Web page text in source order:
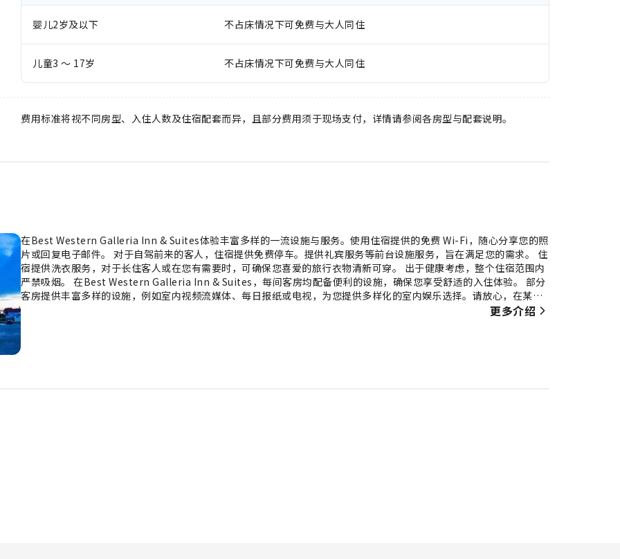
婴儿2岁及以下 不占床情况下可免费与大人同住
儿童3 ～ 17岁 不占床情况下可免费与大人同住
费用标准将视不同房型、入住人数及住宿配套而异，且部分费用须于现场支付，详情请参阅各房型与配套说明。
在Best Western Galleria Inn & Suites体验丰富多样的一流设施与服务。使用住宿提供的免费 Wi-Fi，随心分享您的照
片或回复电子邮件。 对于自驾前来的客人，住宿提供免费停车。提供礼宾服务等前台设施服务，旨在满足您的需求。 住
宿提供洗衣服务，对于长住客人或在您有需要时，可确保您喜爱的旅行衣物清新可穿。 出于健康考虑，整个住宿范围内
严禁吸烟。 在Best Western Galleria Inn & Suites，每间客房均配备便利的设施，确保您享受舒适的入住体验。 部分
客房提供丰富多样的设施，例如室内视频流媒体、每日报纸或电视，为您提供多样化的室内娱乐选择。请放心，在某些
客房中，您可以找到冲泡咖啡或茶的器具。必要的浴室设施同样重要，住宿的部分客房浴室提供浴袍、毛巾或吹风机，
更多介绍